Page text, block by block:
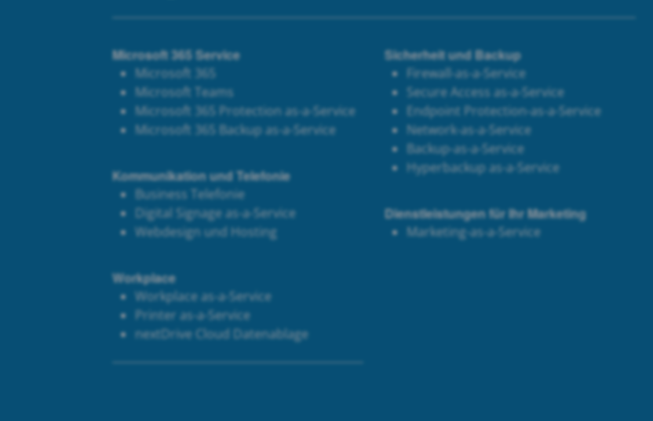
Microsoft 365 Service
Microsoft 365
Microsoft Teams
Microsoft 365 Protection as-a-Service
Microsoft 365 Backup as-a-Service
Kommunikation und Telefonie
Business Telefonie
Digital Signage as-a-Service
Webdesign und Hosting
Workplace
Workplace as-a-Service
Printer as-a-Service
nextDrive Cloud Datenablage
Sicherheit und Backup
Firewall-as-a-Service
Secure Access as-a-Service
Endpoint Protection-as-a-Service
Network-as-a-Service
Backup-as-a-Service
Hyperbackup as-a-Service
Dienstleistungen für Ihr Marketing
Marketing-as-a-Service